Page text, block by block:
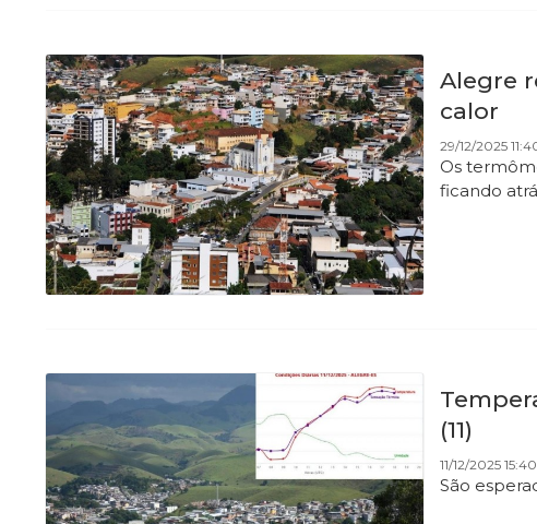
Alegre
calor
29/12/2025
Os
ficando
(11)
11/12/2025 15:40
São